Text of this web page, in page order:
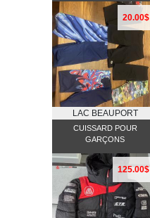
20.00$
LAC BEAUPORT
CUISSARD POUR
GARÇONS
125.00$